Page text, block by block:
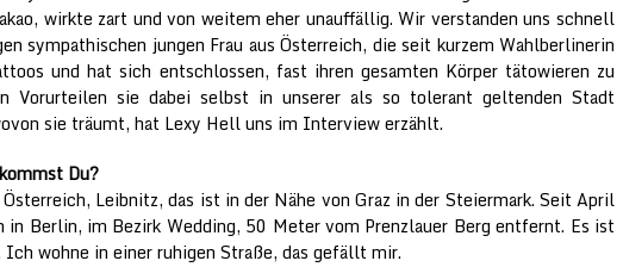
wirkte zart und von weitem eher unauffällig. Wir verstanden uns schnell
sympathischen jungen Frau aus Österreich, die seit kurzem Wahlberlinerin
und hat sich entschlossen, fast ihren gesamten Körper tätowieren zu
Vorurteilen sie dabei selbst in unserer als so tolerant geltenden Stadt
sie träumt, hat Lexy Hell uns im Interview erzählt.
Du?
Leibnitz, das ist in der Nähe von Graz in der Steiermark. Seit April
in Berlin, im Bezirk Wedding, 50 Meter vom Prenzlauer Berg entfernt. Es ist
Ich wohne in einer ruhigen Straße, das gefällt mir.